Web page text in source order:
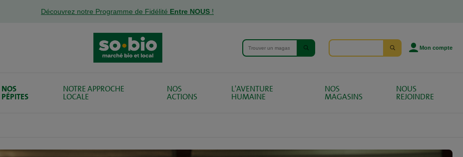
Découvrez notre Programme de Fidélité Entre NOUS !
Mon compte
NOS
PÉPITES
NOTRE APPROCHE
LOCALE
NOS
ACTIONS
L'AVENTURE
HUMAINE
NOS
MAGASINS
NOUS
REJOINDRE